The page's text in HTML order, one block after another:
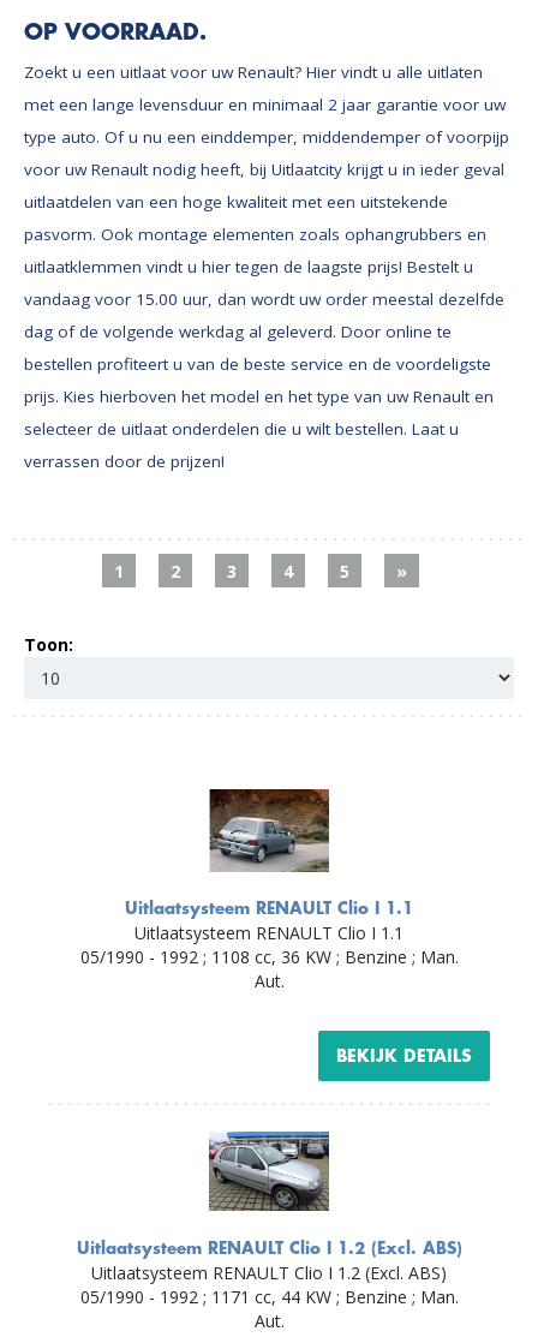
OP VOORRAAD.
Zoekt u een uitlaat voor uw Renault? Hier vindt u alle uitlaten
met een lange levensduur en minimaal 2 jaar garantie voor uw
type auto. Of u nu een einddemper, middendemper of voorpijp
voor uw Renault nodig heeft, bij Uitlaatcity krijgt u in ieder geval
uitlaatdelen van een hoge kwaliteit met een uitstekende
pasvorm. Ook montage elementen zoals ophangrubbers en
uitlaatklemmen vindt u hier tegen de laagste prijs! Bestelt u
vandaag voor 15.00 uur, dan wordt uw order meestal dezelfde
dag of de volgende werkdag al geleverd. Door online te
bestellen profiteert u van de beste service en de voordeligste
prijs. Kies hierboven het model en het type van uw Renault en
selecteer de uitlaat onderdelen die u wilt bestellen. Laat u
verrassen door de prijzen!
1 2 3 4 5 »
Toon:
Uitlaatsysteem RENAULT Clio I 1.1
Uitlaatsysteem RENAULT Clio I 1.1
05/1990 - 1992 ; 1108 cc, 36 KW ; Benzine ; Man.
Aut.
BEKIJK DETAILS
Uitlaatsysteem RENAULT Clio I 1.2 (Excl. ABS)
Uitlaatsysteem RENAULT Clio I 1.2 (Excl. ABS)
05/1990 - 1992 ; 1171 cc, 44 KW ; Benzine ; Man.
Aut.